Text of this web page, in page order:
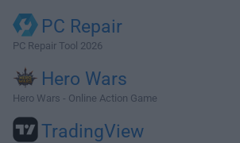
PC Repair
PC Repair Tool 2026
Hero Wars
Hero Wars - Online Action Game
TradingView